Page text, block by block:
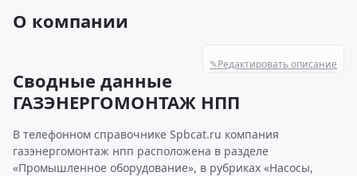
О компании
✎Редактировать описание
Сводные данные
ГАЗЭНЕРГОМОНТАЖ НПП
В телефонном справочнике Spbcat.ru компания
газэнергомонтаж нпп расположена в разделе
«Промышленное оборудование», в рубриках «Насосы,